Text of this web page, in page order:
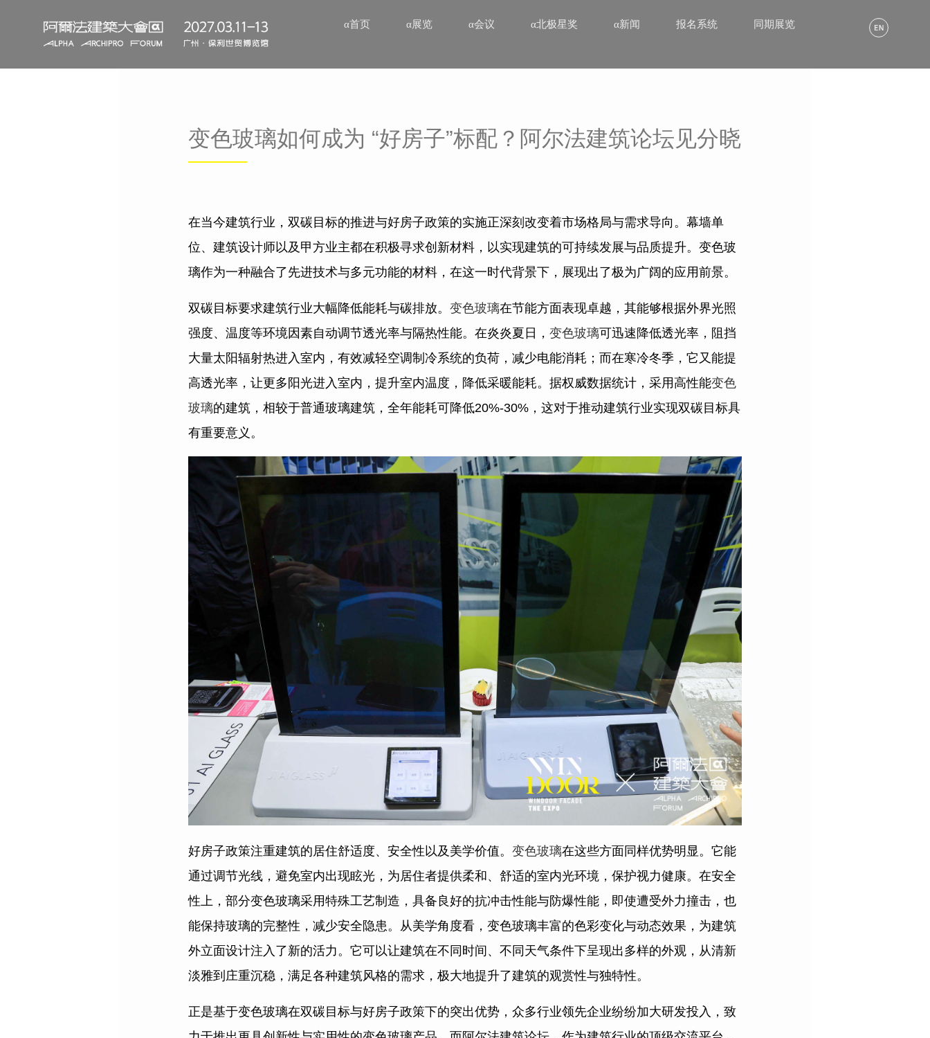
α首页 α展览 α会议 α北极星奖 α新闻 报名系统 同期展览
变色玻璃如何成为 “好房子”标配？阿尔法建筑论坛见分晓
在当今建筑行业，双碳目标的推进与好房子政策的实施正深刻改变着市场格局与需求导向。幕墙单
位、建筑设计师以及甲方业主都在积极寻求创新材料，以实现建筑的可持续发展与品质提升。变色玻
璃作为一种融合了先进技术与多元功能的材料，在这一时代背景下，展现出了极为广阔的应用前景。
双碳目标要求建筑行业大幅降低能耗与碳排放。 变色玻璃在节能方面表现卓越，其能够根据外界光照
强度、温度等环境因素自动调节透光率与隔热性能。在炎炎夏日， 变色玻璃可迅速降低透光率，阻挡
大量太阳辐射热进入室内，有效减轻空调制冷系统的负荷，减少电能消耗；而在寒冷冬季，它又能提
高透光率，让更多阳光进入室内，提升室内温度，降低采暖能耗。据权威数据统计，采用高性能变色
玻璃的建筑，相较于普通玻璃建筑，全年能耗可降低20%-30%，这对于推动建筑行业实现双碳目标具
有重要意义。
好房子政策注重建筑的居住舒适度、安全性以及美学价值。 变色玻璃在这些方面同样优势明显。它能
通过调节光线，避免室内出现眩光，为居住者提供柔和、舒适的室内光环境，保护视力健康。在安全
性上，部分变色玻璃采用特殊工艺制造，具备良好的抗冲击性能与防爆性能，即使遭受外力撞击，也
能保持玻璃的完整性，减少安全隐患。从美学角度看，变色玻璃丰富的色彩变化与动态效果，为建筑
外立面设计注入了新的活力。它可以让建筑在不同时间、不同天气条件下呈现出多样的外观，从清新
淡雅到庄重沉稳，满足各种建筑风格的需求，极大地提升了建筑的观赏性与独特性。
正是基于变色玻璃在双碳目标与好房子政策下的突出优势，众多行业领先企业纷纷加大研发投入，致